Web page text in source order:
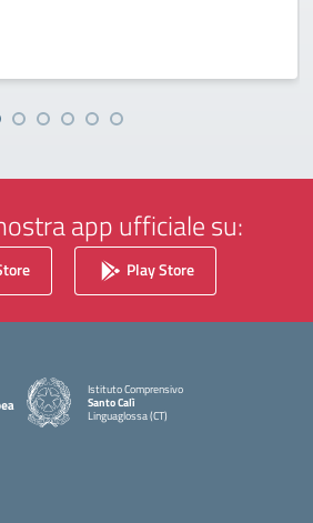
app ufficiale su:
Play Store
Istituto Comprensivo
Santo Calì
Linguaglossa (CT)
— Visita la pagina iniziale della scuola